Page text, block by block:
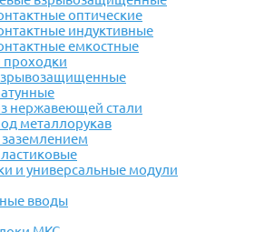
оптические
индуктивные
емкостные
проходки
нержавеющей стали
металлорукав
и универсальные модули
вводы